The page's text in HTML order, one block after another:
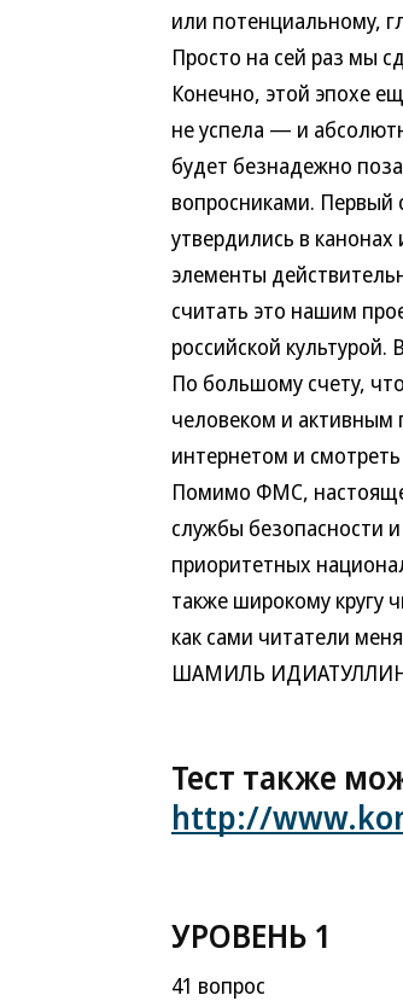
или потенциальному,
Просто на сей раз мы
Конечно, этой эпохе
не успела — и
будет безнадежно
вопросниками. Первый
утвердились в
элементы
считать это нашим
российской
По большому счету,
человеком и
интернетом и
Помимо ФМС,
службы безопасности
приоритетных
также широкому кругу
как сами читатели
ШАМИЛЬ
Тест также
http://
УРОВЕНЬ 1
41 вопрос